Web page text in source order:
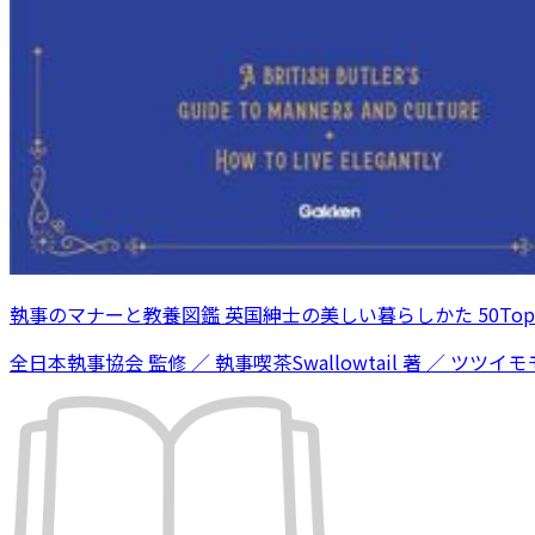
執事のマナーと教養図鑑 英国紳士の美しい暮らしかた
全日本執事協会 監修 ／ 執事喫茶Swallowtail 著 ／ ツツイ